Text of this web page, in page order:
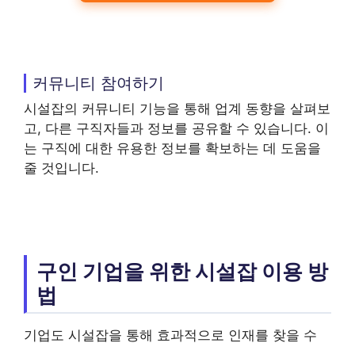
커뮤니티 참여하기
시설잡의 커뮤니티 기능을 통해 업계 동향을 살펴보
고, 다른 구직자들과 정보를 공유할 수 있습니다. 이
는 구직에 대한 유용한 정보를 확보하는 데 도움을
줄 것입니다.
구인 기업을 위한 시설잡 이용 방
법
기업도 시설잡을 통해 효과적으로 인재를 찾을 수